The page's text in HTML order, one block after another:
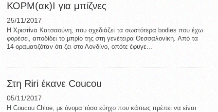
ΚΟΡΜ(ακ)Ι για μπίζνες
25/11/2017
Η Χριστίνα Κατσαούνη, που σχεδιάζει τα σωστότερα bodies που έχω
φορέσει, αποδίδει το μπρίο της στη γενέτειρα Θεσσαλονίκη. Από τα
14 οραματιζόταν ότι ζει στο Λονδίνο, οπότε έφυγε...
Στη Riri έκανε Coucou
05/11/2017
Η Coucou Chloe, με όνομα τόσο εύηχο που κάπως πρέπει να είναι